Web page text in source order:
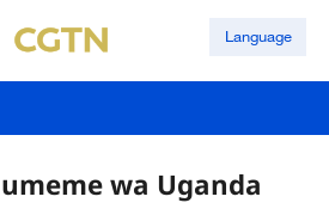
Language
wa Uganda